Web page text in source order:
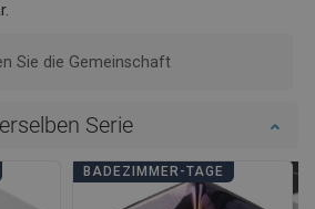
Sie die Gemeinschaft
Serie
BADEZIMMER-TAGE